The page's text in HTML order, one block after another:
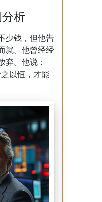
析
少钱，但他告
就。他曾经经
弃。他说：
以恒，才能